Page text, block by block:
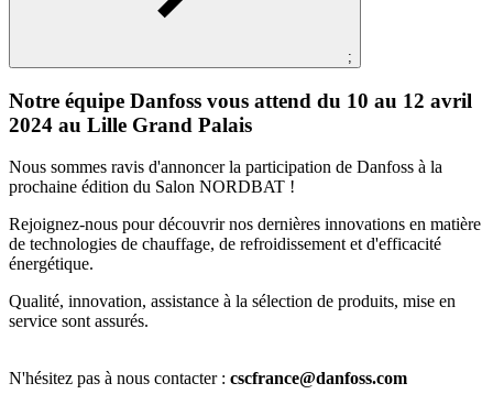
;
Notre équipe Danfoss vous attend du 10 au 12 avril
2024 au Lille Grand Palais
Nous sommes ravis d'annoncer la participation de Danfoss à la
prochaine édition du Salon NORDBAT !
Rejoignez-nous pour découvrir nos dernières innovations en matière
de technologies de chauffage, de refroidissement et d'efficacité
énergétique.
Qualité, innovation, assistance à la sélection de produits, mise en
service sont assurés.
N'hésitez pas à nous contacter : cscfrance@danfoss.com